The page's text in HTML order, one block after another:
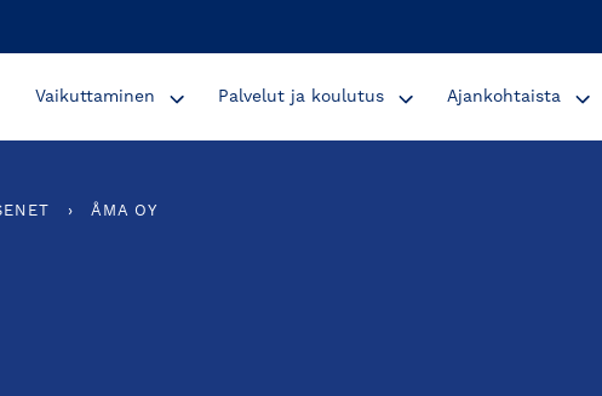
Vaikuttaminen Palvelut ja koulutus Ajankohtaista
› ÅMA OY